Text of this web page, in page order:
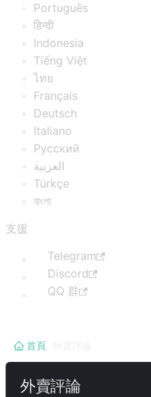
Português
हिन्दी
Indonesia
Tiếng Việt
ไทย
Français
Deutsch
Italiano
Русский
العربية
Türkçe
বাংলা
支援
Telegram
Discord
QQ 群
首頁
外賣評論